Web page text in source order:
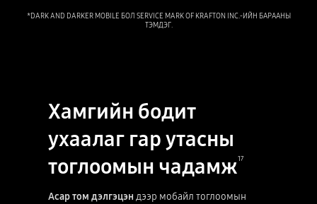
*DARK AND DARKER MOBILE БОЛ SERVICE MARK OF KRAFTON INC.-ИЙН БАРААНЫ
ТЭМДЭГ.
Хамгийн бодит
ухаалаг гар утасны
тоглоомын чадамж17
Асар том дэлгэцэн дээр мобайл тоглоомын